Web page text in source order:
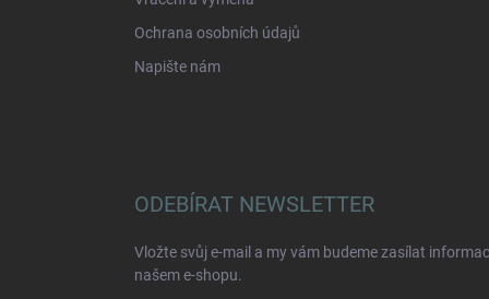
Ochrana osobních údajů
Napište nám
ODEBÍRAT NEWSLETTER
Vložte svůj e-mail a my vám budeme zasílat
našem e-shopu.